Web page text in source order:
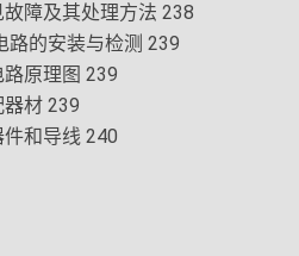
障及其处理方法 238
路的安装与检测 239
原理图 239
材 239
和导线 240